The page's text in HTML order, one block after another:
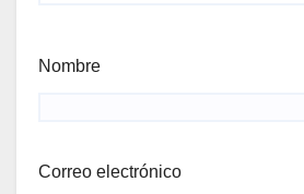
Nombre
Correo electrónico